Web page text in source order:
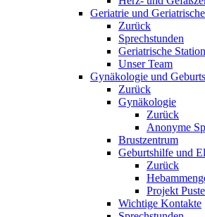
Geriatrie und
Zurück
Sprechstunden
Geriatrische
Unser Team
Gynäkologie und
Zurück
Gynäkologie
Zurück
Anonyme
Brustzentrum
Geburtshilfe und
Zurück
Projekt
Wichtige Kontakte